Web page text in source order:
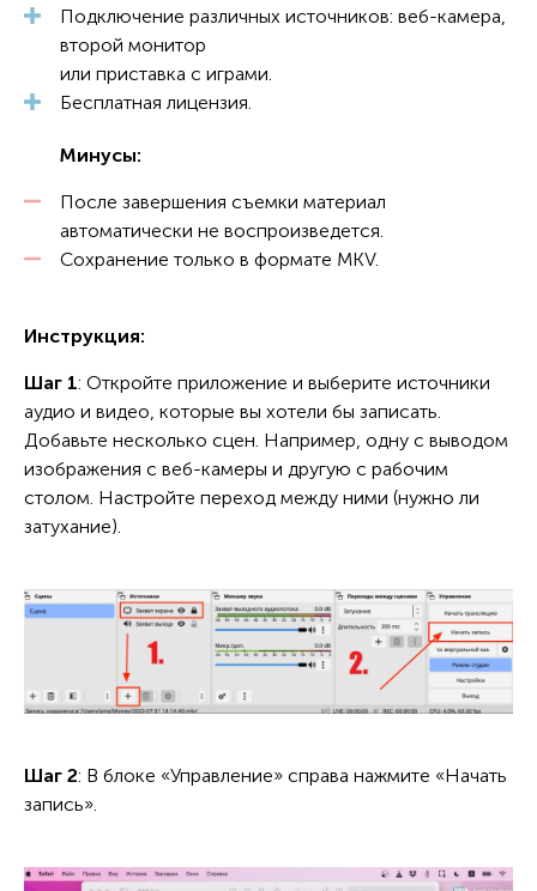
Подключение различных источников: веб-камера,
второй монитор
или приставка с играми.
Бесплатная лицензия.
Минусы:
После завершения съемки материал
автоматически не воспроизведется.
Сохранение только в формате MKV.
Инструкция:
Шаг 1: Откройте приложение и выберите источники
аудио и видео, которые вы хотели бы записать.
Добавьте несколько сцен. Например, одну с выводом
изображения с веб-камеры и другую с рабочим
столом. Настройте переход между ними (нужно ли
затухание).
Шаг 2: В блоке «Управление» справа нажмите «Начать
запись».